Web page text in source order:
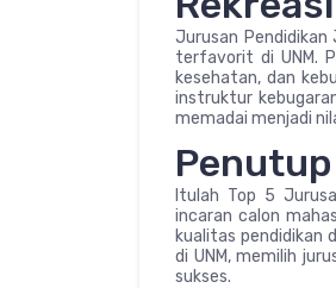
Jurusan Pendidikan
terfavorit di UNM.
kesehatan, dan
instruktur
memadai menjadi
Penutup
Itulah Top 5
incaran calon
kualitas pendidikan
di UNM, memilih
sukses.